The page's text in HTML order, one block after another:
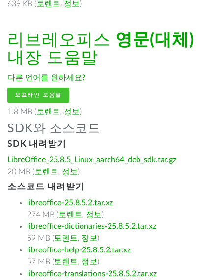
639 KB ( 토렌트, 정보 )
리브레오피스 영문(대체)
내장 도움말
다른 언어를 원하세요?
오프라인 도움말
1.8 MB ( 토렌트, 정보 )
SDK와 소스코드
SDK 내려받기
LibreOffice_25.8.5_Linux_aarch64_deb_sdk.tar.gz
20 MB ( 토렌트, 정보 )
소스코드 내려받기
libreoffice-25.8.5.2.tar.xz
274 MB ( 토렌트, 정보 )
libreoffice-dictionaries-25.8.5.2.tar.xz
59 MB ( 토렌트, 정보 )
libreoffice-help-25.8.5.2.tar.xz
57 MB ( 토렌트, 정보 )
libreoffice-translations-25.8.5.2.tar.xz